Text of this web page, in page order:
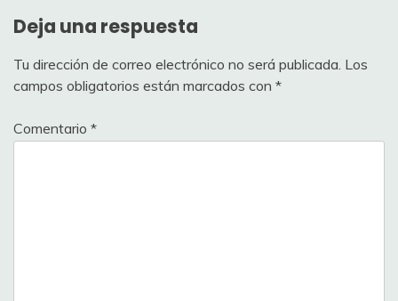
Deja una respuesta
Tu dirección de correo electrónico no será publicada. Los
campos obligatorios están marcados con *
Comentario *